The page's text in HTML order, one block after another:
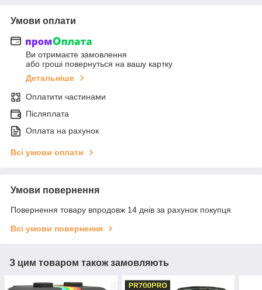
Умови оплати
Ви отримаєте замовлення
або гроші повернуться на вашу картку
Детальніше
Оплатити частинами
Післяплата
Оплата на рахунок
Всі умови оплати
Умови повернення
Повернення товару впродовж 14 днів за рахунок покупця
Всі умови повернення
З цим товаром також замовляють